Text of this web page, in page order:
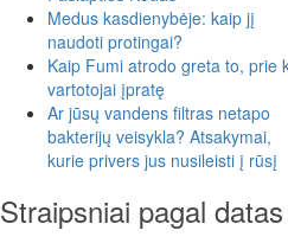
Medus kasdienybėje: kaip jį
naudoti protingai?
Kaip Fumi atrodo greta to, prie
vartotojai įpratę
Ar jūsų vandens filtras netapo
bakterijų veisykla? Atsakymai,
kurie privers jus nusileisti į rūsį
Straipsniai pagal datas